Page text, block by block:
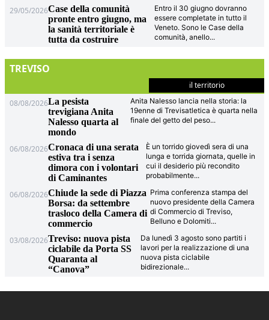
29/05/2026Case della comunità
pronte entro giugno, ma
la sanità territoriale è
tutta da costruire
Entro il 30 giugno dovranno
essere completate in tutto il
Veneto. Sono le Case della
comunità, anello...
TREVISO
il territorio
08/08/2026La pesista
trevigiana Anita
Nalesso quarta al
mondo
Anita Nalesso lancia nella storia: la
19enne di Trevisatletica è quarta nella
finale del getto del peso...
06/08/2026Cronaca di una serata
estiva tra i senza
dimora con i volontari
di Caminantes
È un torrido giovedì sera di una
lunga e torrida giornata, quelle in
cui il desiderio più recondito
probabilmente...
06/08/2026Chiude la sede di Piazza
Borsa: da settembre
trasloco della Camera di
commercio
Prima conferenza stampa del
nuovo presidente della Camera
di Commercio di Treviso,
Belluno e Dolomiti...
03/08/2026Treviso: nuova pista
ciclabile da Porta SS
Quaranta al
“Canova”
Da lunedì 3 agosto sono partiti i
lavori per la realizzazione di una
nuova pista ciclabile
bidirezionale...